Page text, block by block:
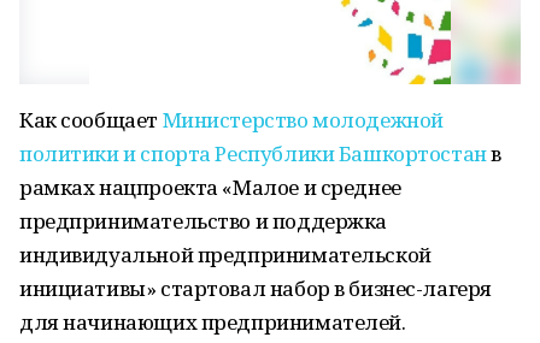
Как сообщает Министерство молодежной
политики и спорта Республики Башкортостанв
рамках нацпроекта «Малое и среднее
предпринимательство и поддержка
индивидуальной предпринимательской
инициативы» стартовал набор в бизнес-лагеря
для начинающих предпринимателей.